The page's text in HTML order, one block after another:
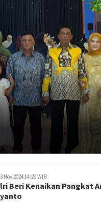
Nov 2024 14:29 WIB
Beri Kenaikan Pangkat